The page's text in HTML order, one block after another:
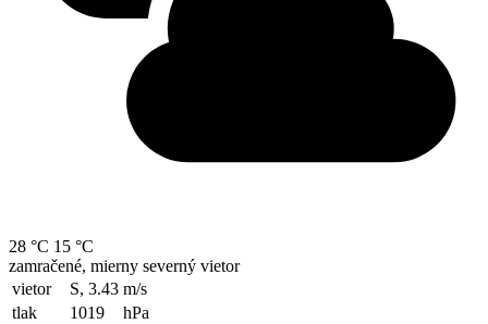
28 °C 15 °C
zamračené, mierny severný vietor
vietor
S, 3.43 m/s
tlak
1019 hPa